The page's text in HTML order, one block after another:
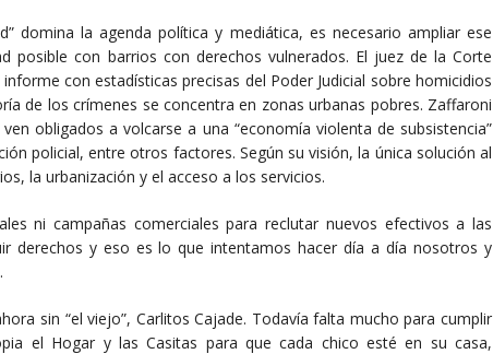
domina la agenda política y mediática, es necesario ampliar ese
posible con barrios con derechos vulnerados. El juez de la Corte
con estadísticas precisas del Poder Judicial sobre homicidios
de los crímenes se concentra en zonas urbanas pobres. Zaffaroni
obligados a volcarse a una “economía violenta de subsistencia”
policial, entre otros factores. Según su visión, la única solución al
la urbanización y el acceso a los servicios.
ni campañas comerciales para reclutar nuevos efectivos a las
derechos y eso es lo que intentamos hacer día a día nosotros y
sin “el viejo”, Carlitos Cajade. Todavía falta mucho para cumplir
el Hogar y las Casitas para que cada chico esté en su casa,